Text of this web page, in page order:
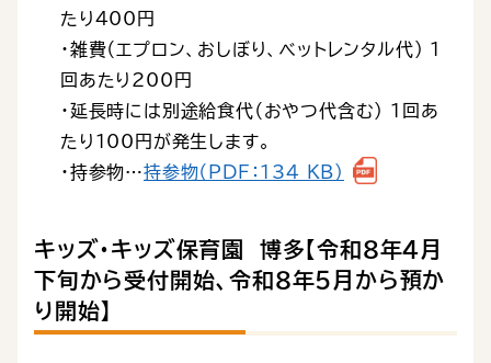
たり400円
・雑費（エプロン、おしぼり、べットレンタル代） 1
回あたり200円
・延長時には別途給食代（おやつ代含む） 1回あ
たり100円が発生します。
・持参物…持参物（PDF：134 KB）
キッズ・キッズ保育園 博多【令和８年４月
下旬から受付開始、令和８年５月から預か
り開始】